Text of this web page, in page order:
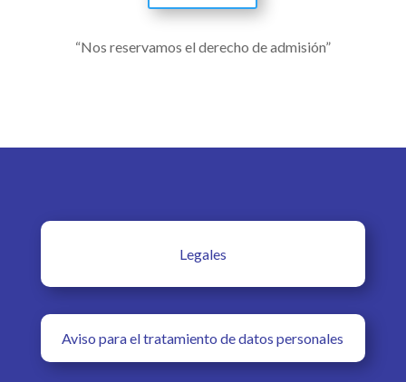
“Nos reservamos el derecho de admisión”
Legales
Aviso para el tratamiento de datos personales